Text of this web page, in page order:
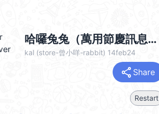
哈囉兔兔（萬用節慶訊息篇） @kal_pc
kal (store-曾小咩-rabbit) 14feb24
share Share
Restart